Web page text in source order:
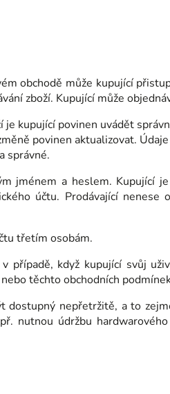
obchodě může kupující
zboží. Kupující může
kupující povinen uvádět
povinen aktualizovat.
správné.
jménem a heslem. Kupující
účtu. Prodávající nenese
třetím osobám.
případě, když kupující svůj
těchto obchodních
nepřetržitě, a to
nutnou údržbu